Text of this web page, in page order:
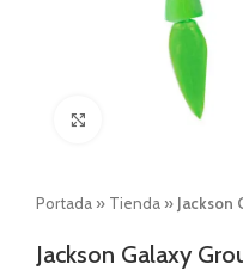
Click to enlarge
Portada » Tienda » Jackson
Jackson Galaxy